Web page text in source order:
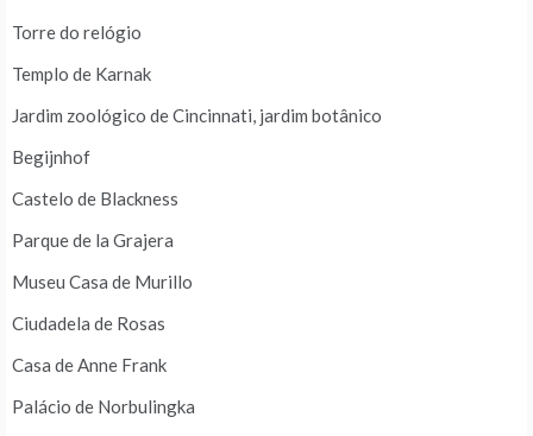
Torre do relógio
Templo de Karnak
Jardim zoológico de Cincinnati, jardim botânico
Begijnhof
Castelo de Blackness
Parque de la Grajera
Museu Casa de Murillo
Ciudadela de Rosas
Casa de Anne Frank
Palácio de Norbulingka